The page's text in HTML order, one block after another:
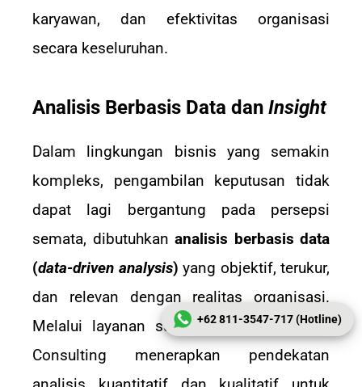
karyawan, dan efektivitas organisasi
secara keseluruhan.
Analisis Berbasis Data dan Insight
Dalam lingkungan bisnis yang semakin
kompleks, pengambilan keputusan tidak
dapat lagi bergantung pada persepsi
semata, dibutuhkan analisis berbasis data
(data-driven analysis) yang objektif, terukur,
dan relevan dengan realitas organisasi.
Melalui layanan survei karyawan, KMMB
Consulting menerapkan pendekatan
+62 811-3547-717 (Hotline)